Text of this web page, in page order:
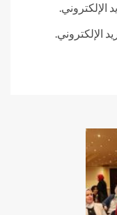
الإلكتروني.
الإلكتروني.